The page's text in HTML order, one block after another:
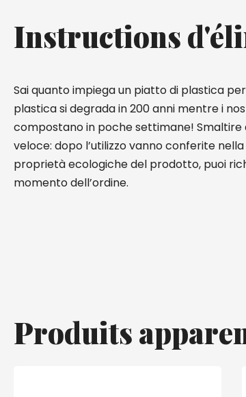
Instructions
Sai quanto impiega un piatto di plastica
plastica si degrada in 200 anni mentre i
compostano in poche settimane! Smaltire
veloce: dopo l’utilizzo vanno conferite
proprietà ecologiche del prodotto, puoi
momento dell’ordine.
Produits